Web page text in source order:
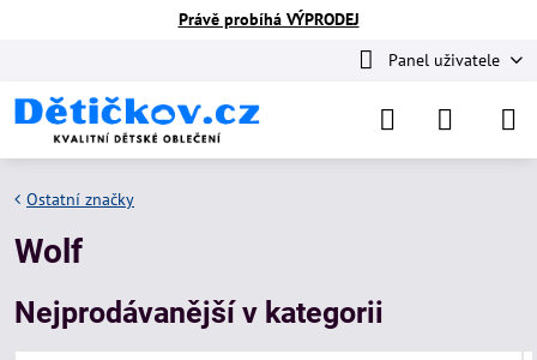
Právě probíhá VÝPRODEJ
Panel uživatele
Ostatní značky
Wolf
Nejprodávanější v kategorii